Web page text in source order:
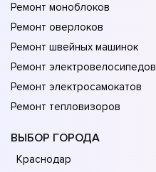
Ремонт моноблоков
Ремонт оверлоков
Ремонт швейных машинок
Ремонт электровелосипедов
Ремонт электросамокатов
Ремонт тепловизоров
ВЫБОР ГОРОДА
Краснодар